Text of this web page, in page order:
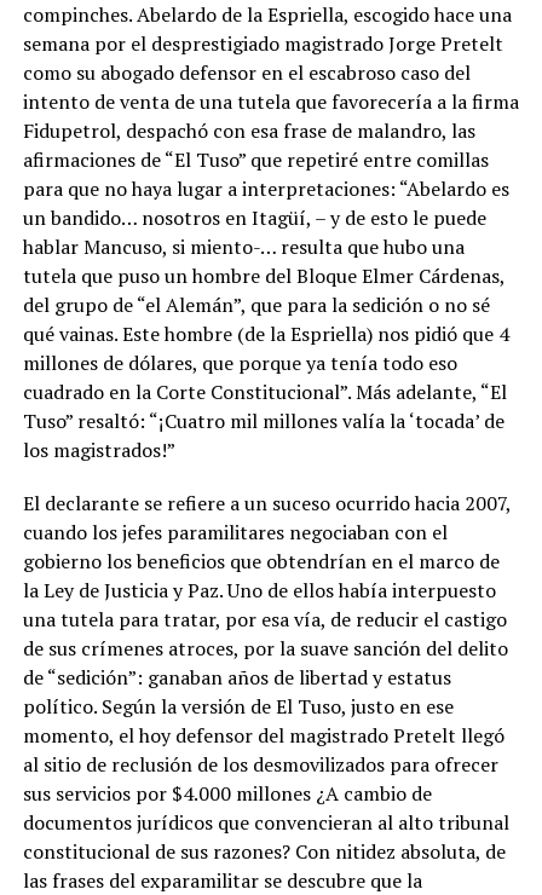
compinches. Abelardo de la Espriella, escogido hace una
semana por el desprestigiado magistrado Jorge Pretelt
como su abogado defensor en el escabroso caso del
intento de venta de una tutela que favorecería a la firma
Fidupetrol, despachó con esa frase de malandro, las
afirmaciones de “El Tuso” que repetiré entre comillas
para que no haya lugar a interpretaciones: “Abelardo es
un bandido… nosotros en Itagüí, – y de esto le puede
hablar Mancuso, si miento-… resulta que hubo una
tutela que puso un hombre del Bloque Elmer Cárdenas,
del grupo de “el Alemán”, que para la sedición o no sé
qué vainas. Este hombre (de la Espriella) nos pidió que 4
millones de dólares, que porque ya tenía todo eso
cuadrado en la Corte Constitucional”. Más adelante, “El
Tuso” resaltó: “¡Cuatro mil millones valía la ‘tocada’ de
los magistrados!”
El declarante se refiere a un suceso ocurrido hacia 2007,
cuando los jefes paramilitares negociaban con el
gobierno los beneficios que obtendrían en el marco de
la Ley de Justicia y Paz. Uno de ellos había interpuesto
una tutela para tratar, por esa vía, de reducir el castigo
de sus crímenes atroces, por la suave sanción del delito
de “sedición”: ganaban años de libertad y estatus
político. Según la versión de El Tuso, justo en ese
momento, el hoy defensor del magistrado Pretelt llegó
al sitio de reclusión de los desmovilizados para ofrecer
sus servicios por $4.000 millones ¿A cambio de
documentos jurídicos que convencieran al alto tribunal
constitucional de sus razones? Con nitidez absoluta, de
las frases del exparamilitar se descubre que la